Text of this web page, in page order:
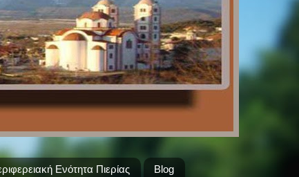
Ενότητα Πιερίας Blog